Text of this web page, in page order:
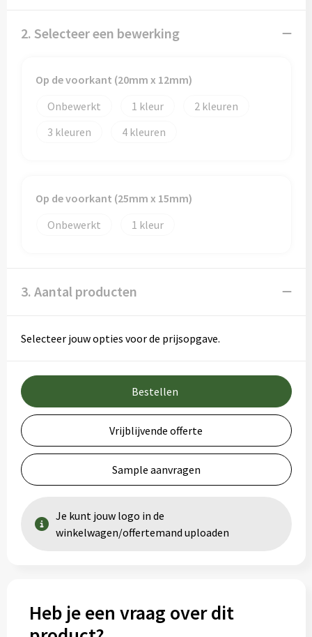
2. Selecteer een bewerking
Op de voorkant (20mm x 12mm)
Onbewerkt
1
2
3
4
Op de voorkant (25mm x 15mm)
Onbewerkt
1
3. Aantal producten
Selecteer jouw opties voor de prijsopgave.
Bestellen
Vrijblijvende offerte
Sample aanvragen
Je kunt jouw logo in de
winkelwagen/offertemand uploaden
Heb je een vraag over dit